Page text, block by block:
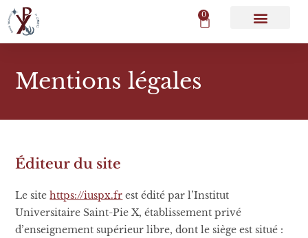
0
Mentions légales
Éditeur du site
Le sitehttps://iuspx.fr est édité par l’Institut
Universitaire Saint-Pie X, établissement privé
d’enseignement supérieur libre, dont le siège est situé :